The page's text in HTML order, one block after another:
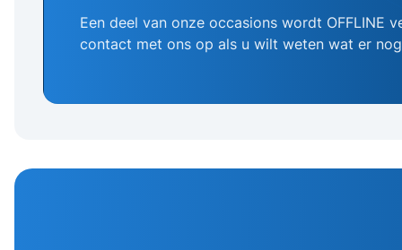
Een deel van onze occasions wordt OFFLINE
contact met ons op als u wilt weten wat er